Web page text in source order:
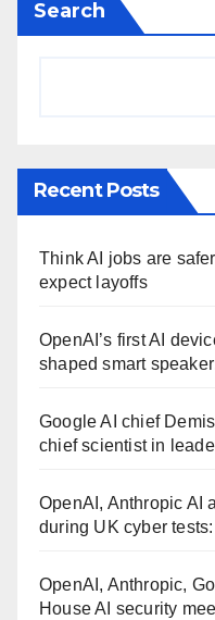
Search
Recent Posts
Think AI jobs are
expect layoffs
OpenAI’s first AI
shaped smart
Google AI chief
chief scientist in
OpenAI, Anthropic AI
during UK cyber
OpenAI, Anthropic,
House AI security